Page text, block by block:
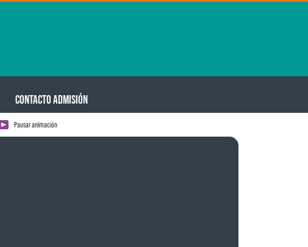
CONTACTO ADMISIÓN
Pausar animación